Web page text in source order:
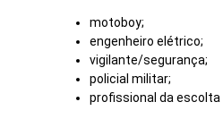
motoboy;
engenheiro elétrico;
vigilante/segurança;
policial militar;
profissional da escolta